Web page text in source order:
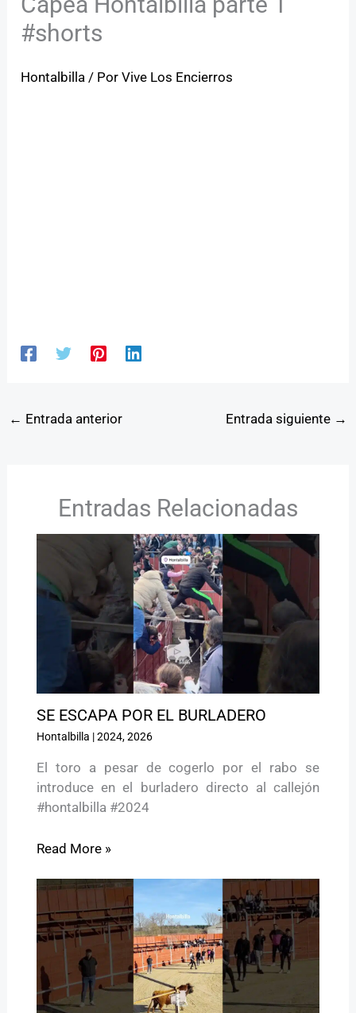
#shorts
Hontalbilla / PorVive Los Encierros
← Entrada anterior Entrada siguiente →
Entradas Relacionadas
SE ESCAPA POR EL BURLADERO
Hontalbilla |2024,2026
El toro a pesar de cogerlo por el rabo se
introduce en el burladero directo al callejón
#hontalbilla #2024
Read More »